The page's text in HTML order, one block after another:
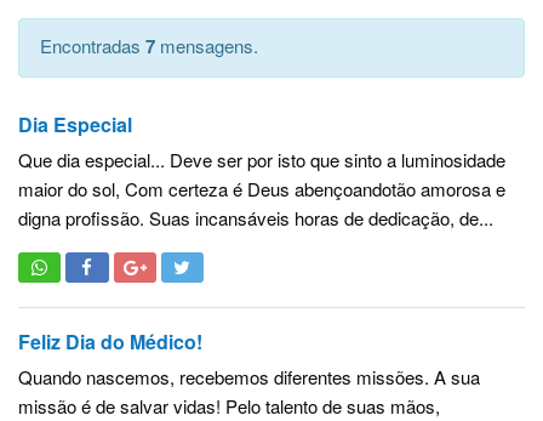
Encontradas 7 mensagens.
Dia Especial
Que dia especial... Deve ser por isto que sinto a luminosidade
maior do sol, Com certeza é Deus abençoandotão amorosa e
digna profissão. Suas incansáveis horas de dedicação, de...
Feliz Dia do Médico!
Quando nascemos, recebemos diferentes missões. A sua
missão é de salvar vidas! Pelo talento de suas mãos,